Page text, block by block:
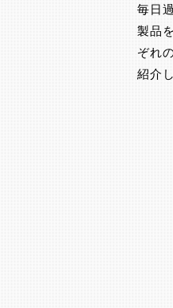
毎日
製品
ぞれ
紹介